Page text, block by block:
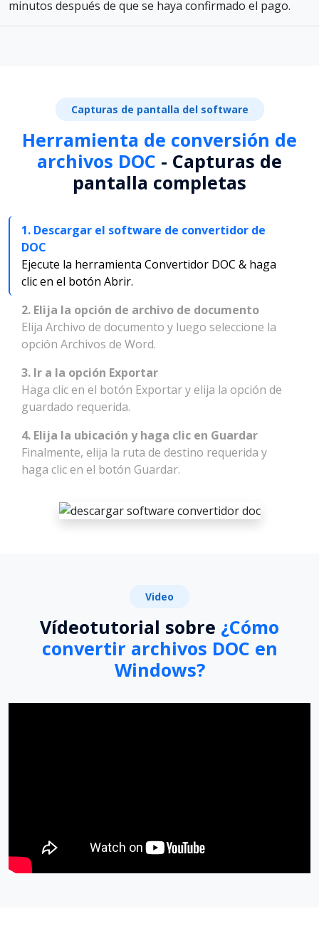
minutos después de que se haya confirmado el pago.
Capturas de pantalla del software
Herramienta de conversión de
archivos DOC - Capturas de
pantalla completas
1. Descargar el software de convertidor de
DOC
Ejecute la herramienta Convertidor DOC & haga
clic en el botón Abrir.
2. Elija la opción de archivo de documento
Elija Archivo de documento y luego seleccione la
opción Archivos de Word.
3. Ir a la opción Exportar
Haga clic en el botón Exportar y elija la opción de
guardado requerida.
4. Elija la ubicación y haga clic en Guardar
Finalmente, elija la ruta de destino requerida y
haga clic en el botón Guardar.
Video
Vídeotutorial sobre ¿Cómo
convertir archivos DOC en
Windows?